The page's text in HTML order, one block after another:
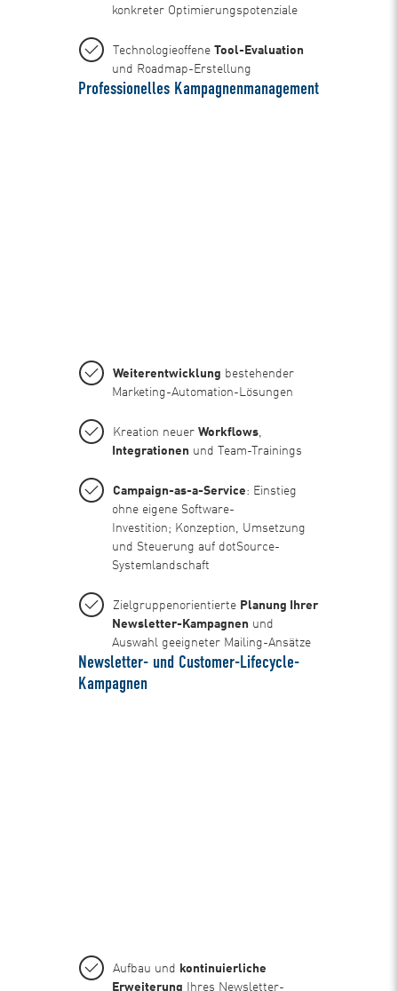
konkreter Optimierungspotenziale
Technologieoffene Tool-Evaluation
und Roadmap-Erstellung
Professionelles Kampagnenmanagement
Weiterentwicklung bestehender
Marketing-Automation-Lösungen
Kreation neuer Workflows,
Integrationen und Team-Trainings
Campaign-as-a-Service: Einstieg
ohne eigene Software-
Investition; Konzeption, Umsetzung
und Steuerung auf dotSource-
Systemlandschaft
Zielgruppenorientierte Planung Ihrer
Newsletter-Kampagnen und
Auswahl geeigneter Mailing-Ansätze
Newsletter- und Customer-Lifecycle-
Kampagnen
Aufbau und kontinuierliche
Erweiterung Ihres Newsletter-